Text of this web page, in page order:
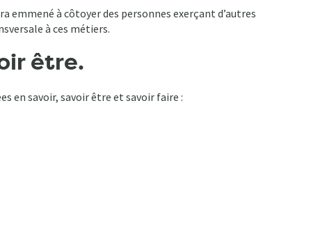
emmené à côtoyer des personnes exerçant d’autres
à ces métiers.​
être.
en savoir, savoir être et savoir faire :